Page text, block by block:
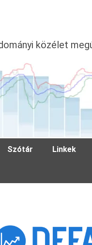
közélet
Szótár Linkek